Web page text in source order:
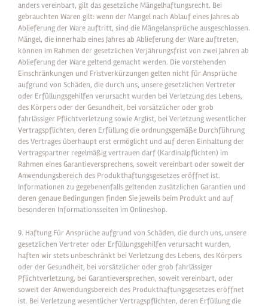
anders vereinbart, gilt das gesetzliche Mängelhaftungsrecht. Bei
gebrauchten Waren gilt: wenn der Mangel nach Ablauf eines Jahres ab
Ablieferung der Ware auftritt, sind die Mängelansprüche ausgeschlossen.
Mängel, die innerhalb eines Jahres ab Ablieferung der Ware auftreten,
können im Rahmen der gesetzlichen Verjährungsfrist von zwei Jahren ab
Ablieferung der Ware geltend gemacht werden. Die vorstehenden
Einschränkungen und Fristverkürzungen gelten nicht für Ansprüche
aufgrund von Schäden, die durch uns, unsere gesetzlichen Vertreter
oder Erfüllungsgehilfen verursacht wurden bei Verletzung des Lebens,
des Körpers oder der Gesundheit, bei vorsätzlicher oder grob
fahrlässiger Pflichtverletzung sowie Arglist, bei Verletzung wesentlicher
Vertragspflichten, deren Erfüllung die ordnungsgemäße Durchführung
des Vertrages überhaupt erst ermöglicht und auf deren Einhaltung der
Vertragspartner regelmäßig vertrauen darf (Kardinalpflichten) im
Rahmen eines Garantieversprechens, soweit vereinbart oder soweit der
Anwendungsbereich des Produkthaftungsgesetzes eröffnet ist.
Informationen zu gegebenenfalls geltenden zusätzlichen Garantien und
deren genaue Bedingungen finden Sie jeweils beim Produkt und auf
besonderen Informationsseiten im Onlineshop.
9. Haftung Für Ansprüche aufgrund von Schäden, die durch uns, unsere
gesetzlichen Vertreter oder Erfüllungsgehilfen verursacht wurden,
haften wir stets unbeschränkt bei Verletzung des Lebens, des Körpers
oder der Gesundheit, bei vorsätzlicher oder grob fahrlässiger
Pflichtverletzung, bei Garantieversprechen, soweit vereinbart, oder
soweit der Anwendungsbereich des Produkthaftungsgesetzes eröffnet
ist. Bei Verletzung wesentlicher Vertragspflichten, deren Erfüllung die